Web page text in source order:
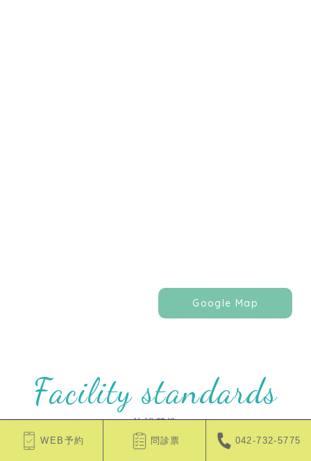
WEB予約 問診票 042-732-5775
Google Map
施設基準
Facility standards